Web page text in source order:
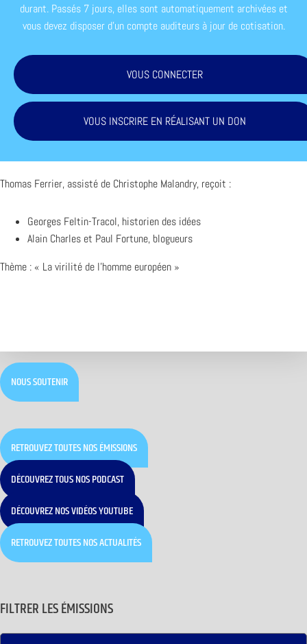
durant. Passés 7 jours, elles sont automatiquement archivées et
vous devez disposer d'un compte auditeurs à jour de cotisation.
VOUS CONNECTER
VOUS INSCRIRE EN RÉALISANT UN DON
Thomas Ferrier, assisté de Christophe Malandry, reçoit :
Georges Feltin-Tracol, historien des idées
Alain Charles et Paul Fortune, blogueurs
Thème : « La virilité de l’homme européen »
NOUS SOUTENIR
RETROUVEZ TOUTES NOS ÉMISSIONS
DÉCOUVREZ TOUS NOS PODCAST
DÉCOUVREZ NOS VIDÉOS YOUTUBE
RETROUVEZ TOUTES NOS ACTUALITÉS
FILTRER LES ÉMISSIONS